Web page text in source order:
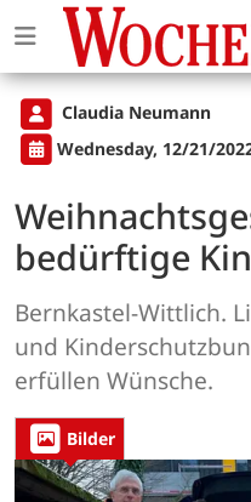
Claudia Neumann
Wednesday, 12/21/
bedürftige
Bernkastel-Wittlich.
und
erfüllen Wünsche.
Bilder